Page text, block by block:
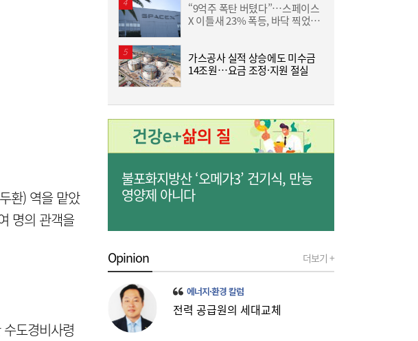
환) 역을 맡았
명의 관객을
도경비사령
13:11
줄었던 中企 대출, 한 달 만에 반등…5대 은
행, 기업대출 확대
11:20
“역시 미국이 답”…코스피 폭락에 서학개미
‘대탈출’ [머니+]
“9억주 폭탄 버텼다”…스페이스
X 이틀새 23% 폭등, 바닥 찍었나
가스공사 실적 상승에도 미수금
14조원…요금 조정·지원 절실
불포화지방산 ‘오메가3’ 건기식, 만능
영양제 아니다
Opinion 더보기 +
에너지·환경 칼럼
전력 공급원의 세대교체